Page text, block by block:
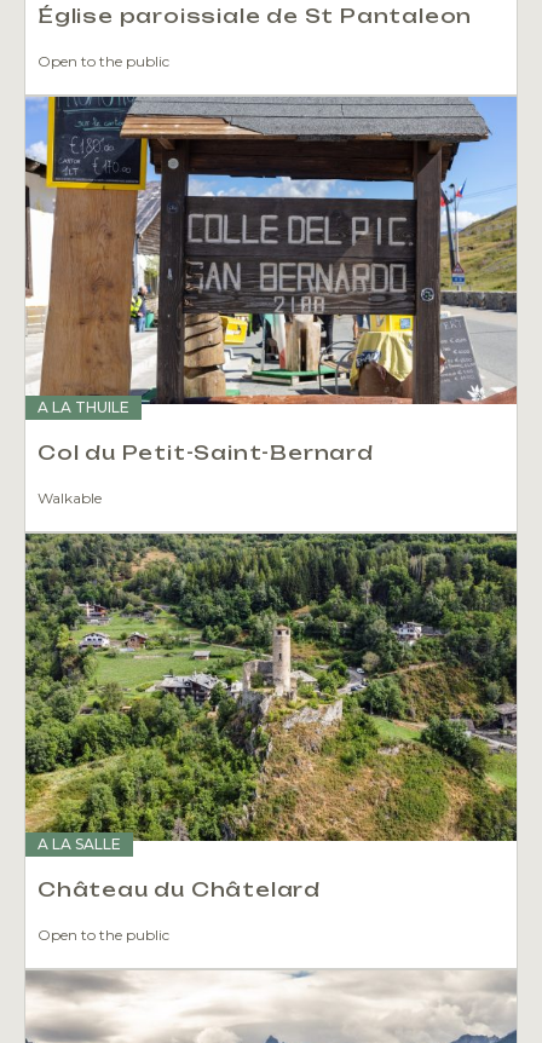
Église paroissiale de St Pantaleon
Open to the public
A LA THUILE
Col du Petit-Saint-Bernard
Walkable
A LA SALLE
Château du Châtelard
Open to the public